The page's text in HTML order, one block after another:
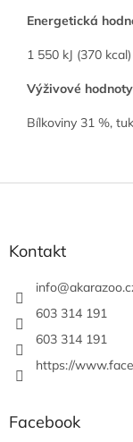
Energetická
1 550 kJ (370
Výživové
Bílkoviny 31 %,
Kontakt
info@
603 314 191
603 314 191
https://
Facebook